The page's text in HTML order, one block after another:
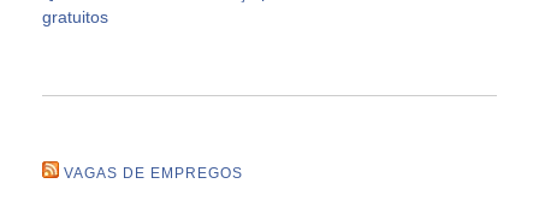
gratuitos
VAGAS DE EMPREGOS